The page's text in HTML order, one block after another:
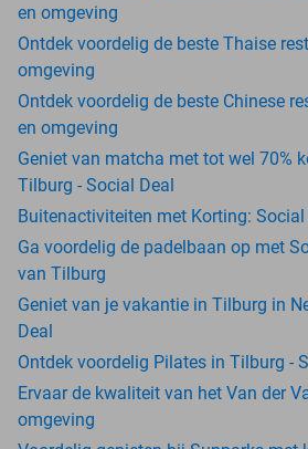
en omgeving
Ontdek voordelig de beste Thaise
omgeving
Ontdek voordelig de beste Chinese
en omgeving
Geniet van matcha met tot wel 70%
Tilburg - Social Deal
Buitenactiviteiten met Korting:
Ga voordelig de padelbaan op met
van Tilburg
Geniet van je vakantie in Tilburg in
Deal
Ontdek voordelig Pilates in Tilburg -
Ervaar de kwaliteit van het Van der
omgeving